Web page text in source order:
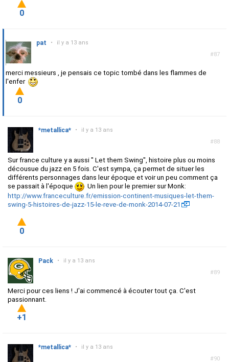
0
#87
pat • il y a 13 ans
merci messieurs , je pensais ce topic tombé dans les flammes de
l'enfer
0
#88
*metallica* • il y a 13 ans
Sur france culture y a aussi " Let them Swing", histoire plus ou moins
décousue du jazz en 5 fois. C'est sympa, ça permet de situer les
différents personnages dans leur époque et voir un peu comment ça
se passait à l'époque
Un lien pour le premier sur Monk:
http://www.franceculture.fr/emission-continent-musiques-let-them-
swing-5-histoires-de-jazz-15-le-reve-de-monk-2014-07-21
0
#89
Pack • il y a 13 ans
Merci pour ces liens ! J'ai commencé à écouter tout ça. C'est
passionnant.
+1
#90
*metallica* • il y a 13 ans